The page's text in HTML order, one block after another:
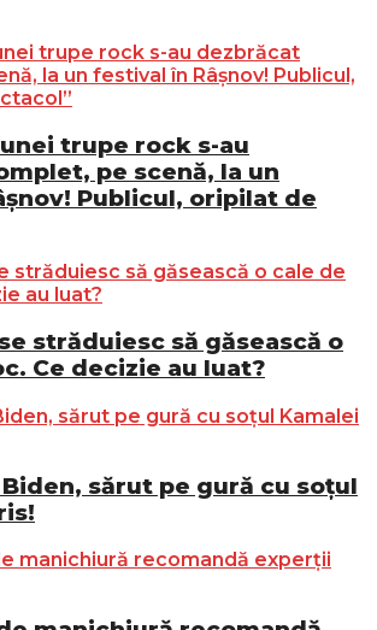
trupe rock s-au
pe scenă, la un
Publicul, oripilat de
străduiesc să găsească o
Ce decizie au luat?
sărut pe gură cu soțul